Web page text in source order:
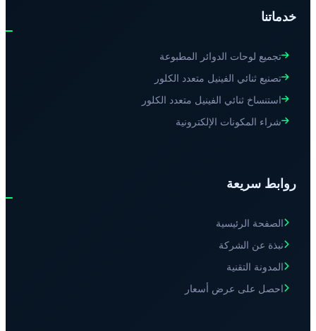
خدماتنا
تجميع لوحات الدوائر المطبوعة
تصنيع ثنائي الفينيل متعدد الكلور
استنساخ ثنائي الفينيل متعدد الكلور
شراء المكونات الإلكترونية
روابط سريعة
الصفحة الرئيسية
نبذة عن الشركة
المدونة التقنية
احصل على عرض أسعار